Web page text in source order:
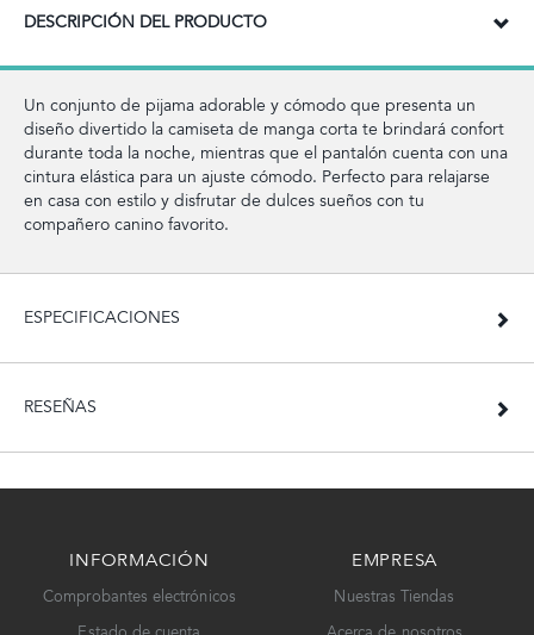
DESCRIPCIÓN DEL PRODUCTO
Un conjunto de pijama adorable y cómodo que presenta un
diseño divertido la camiseta de manga corta te brindará confort
durante toda la noche, mientras que el pantalón cuenta con una
cintura elástica para un ajuste cómodo. Perfecto para relajarse
en casa con estilo y disfrutar de dulces sueños con tu
compañero canino favorito.
ESPECIFICACIONES
RESEÑAS
INFORMACIÓN
Comprobantes electrónicos
EMPRESA
Nuestras Tiendas